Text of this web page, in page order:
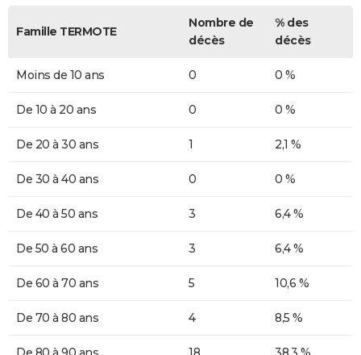
Famille TERMOTE
Nombre de
décès
% des
décès
Moins de 10 ans 0 0 %
De 10 à 20 ans 0 0 %
De 20 à 30 ans 1 2,1 %
De 30 à 40 ans 0 0 %
De 40 à 50 ans 3 6,4 %
De 50 à 60 ans 3 6,4 %
De 60 à 70 ans 5 10,6 %
De 70 à 80 ans 4 8,5 %